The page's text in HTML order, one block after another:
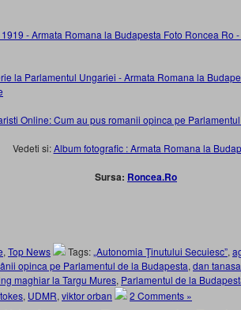
Online: Cum au pus romanii opinca pe
Vedeti si:Album fotografic : Armata Romana la
Sursa: Roncea.Ro
, Top News Tags: „Autonomia Ţinutului Secuiesc”,
opinca pe Parlamentul de la Budapesta, dan tanasa
maghiar la Targu Mures, Parlamentul de la
tokes, UDMR, viktor orban 2 Comments »